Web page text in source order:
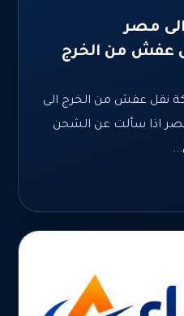
مصر
نقل عفش من الخرج
نقل عفش من الخرج الى
اذا سألت عن الشحن